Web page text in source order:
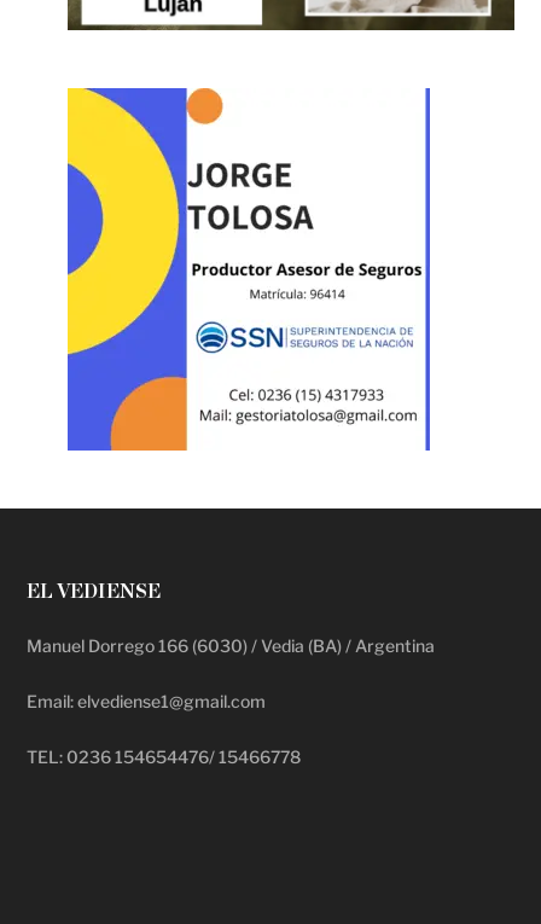
EL VEDIENSE
Manuel Dorrego 166 (6030) / Vedia (BA) / Argentina
Email: elvediense1@gmail.com
TEL: 0236 154654476/ 15466778